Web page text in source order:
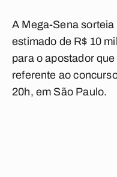
A Mega-Sena
estimado de R$ 10
para o apostador
referente ao
20h, em São Paulo.